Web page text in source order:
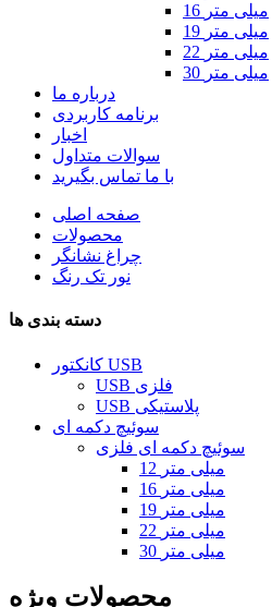
16 میلی متر
19 میلی متر
22 میلی متر
30 میلی متر
درباره ما
برنامه کاربردی
اخبار
سوالات متداول
با ما تماس بگیرید
صفحه اصلی
محصولات
چراغ نشانگر
نور تک رنگ
دسته بندی ها
کانکتور USB
USB فلزی
USB پلاستیکی
سوئیچ دکمه ای
سوئیچ دکمه ای فلزی
12 میلی متر
16 میلی متر
19 میلی متر
22 میلی متر
30 میلی متر
محصولات ویژه